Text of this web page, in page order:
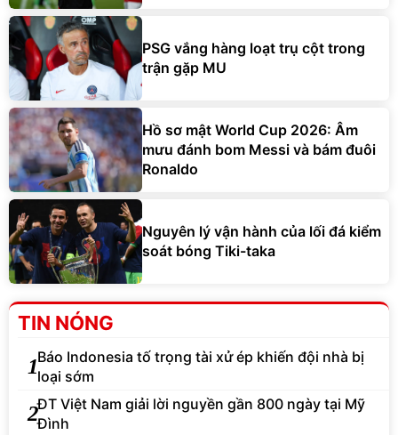
PSG vắng hàng loạt trụ cột trong
trận gặp MU
Hồ sơ mật World Cup 2026: Âm
mưu đánh bom Messi và bám đuôi
Ronaldo
Nguyên lý vận hành của lối đá kiểm
soát bóng Tiki-taka
TIN NÓNG
1Báo Indonesia tố trọng tài xử ép khiến đội nhà bị
loại sớm
2ĐT Việt Nam giải lời nguyền gần 800 ngày tại Mỹ
Đình